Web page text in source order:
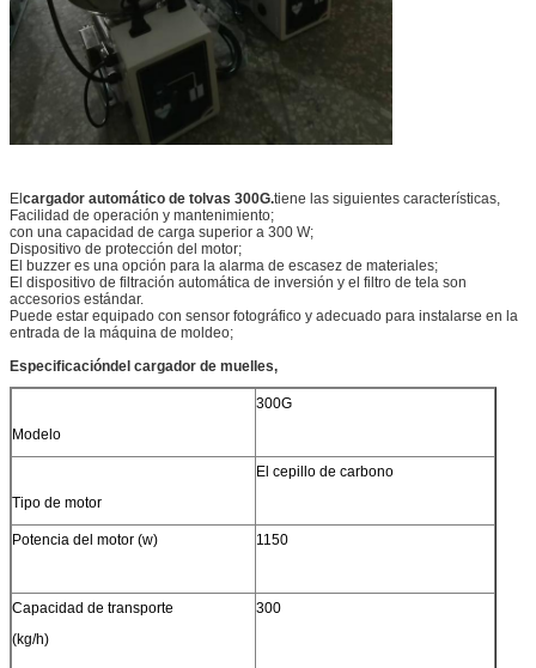
Elcargador automático de tolvas 300G.tiene las siguientes características,
Facilidad de operación y mantenimiento;
con una capacidad de carga superior a 300 W;
Dispositivo de protección del motor;
El buzzer es una opción para la alarma de escasez de materiales;
El dispositivo de filtración automática de inversión y el filtro de tela son
accesorios estándar.
Puede estar equipado con sensor fotográfico y adecuado para instalarse en la
entrada de la máquina de moldeo;
Especificacióndel cargador de muelles,
Modelo
300G
Tipo de motor
El cepillo de carbono
Potencia del motor (w) 1150
Capacidad de transporte
(kg/h)
300